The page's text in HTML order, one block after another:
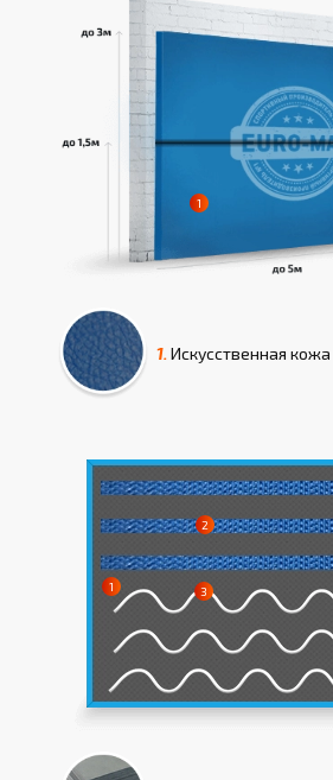
1. Искусcтвенная кожа